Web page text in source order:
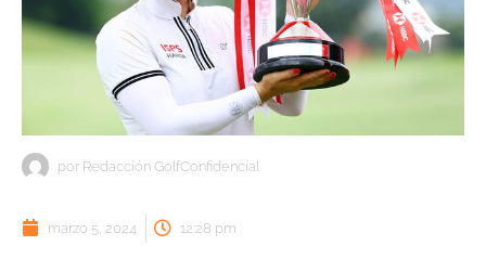
por Redacción GolfConfidencial
marzo 5, 2024 12:28 pm